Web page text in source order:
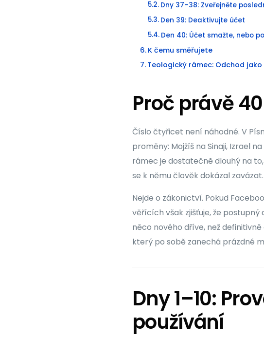
Dny 37–38: Zveřejněte
Den 39: Deaktivujte účet
Den 40: Účet smažte, nebo
K čemu směřujete
Teologický rámec: Odchod
Proč právě
Číslo čtyřicet není náhodné. V
proměny: Mojžíš na Sinaji, Izrael
rámec je dostatečně dlouhý na
se k němu člověk dokázal zavázat.
Nejde o zákonictví. Pokud
věřících však zjišťuje, že
něco nového dříve, než
který po sobě zanechá prázdné
Dny 1–10:
používání